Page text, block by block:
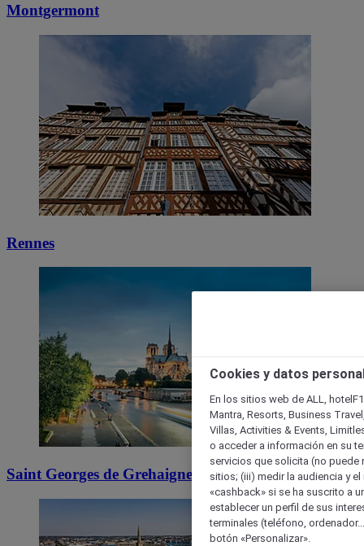
Montgermont
Rennes
Saint Georges de Grehaigne
Cookies y datos
En los sitios web de ALL,
Mantra, Resorts, Business
Villas, Activities & Events,
o acceder a información en su
servicios que solicita (no puede
sitios; (iii) medir la audiencia y
«cashback» si se ha suscrito a
establecer un perfil de sus
terminales (teléfono,
botón «Personalizar».